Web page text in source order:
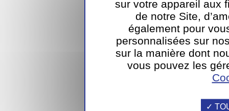
sur votre appareil aux
de notre Site,
également pour
personnalisées sur
sur la manière dont
vous pouvez les